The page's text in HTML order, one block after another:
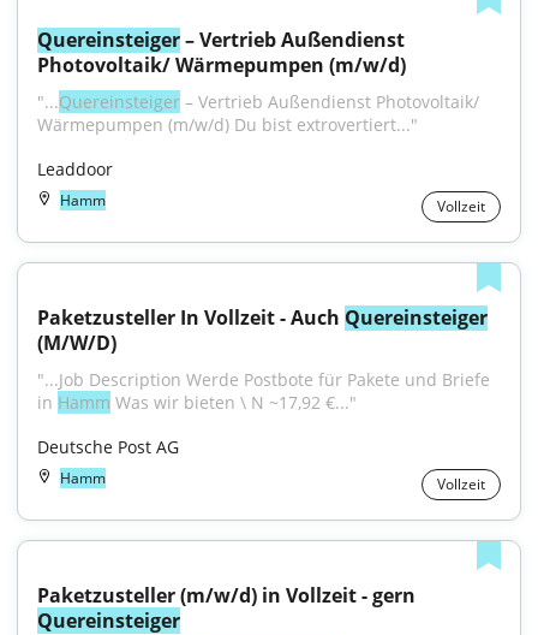
Quereinsteiger – Vertrieb Außendienst
Photovoltaik/ Wärmepumpen (m/w/d)
"...Quereinsteiger – Vertrieb Außendienst Photovoltaik/
Wärmepumpen (m/w/d) Du bist extrovertiert..."
Leaddoor
Hamm Vollzeit
Paketzusteller In Vollzeit - Auch Quereinsteiger
(M/W/D)
"...Job Description Werde Postbote für Pakete und Briefe
in Hamm Was wir bieten \ N ~17,92 €..."
Deutsche Post AG
Hamm Vollzeit
Quereinsteiger